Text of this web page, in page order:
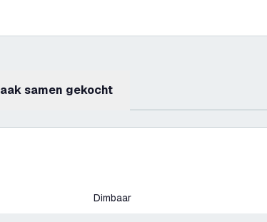
Vaak samen gekocht
Dimbaar